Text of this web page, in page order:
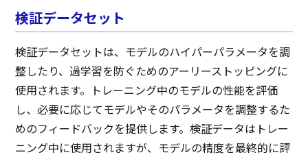
検証データセット
検証データセットは、モデルのハイパーパラメータを調
整したり、過学習を防ぐためのアーリーストッピングに
使用されます。トレーニング中のモデルの性能を評価
し、必要に応じてモデルやそのパラメータを調整するた
めのフィードバックを提供します。検証データはトレー
ニング中に使用されますが、モデルの精度を最終的に評